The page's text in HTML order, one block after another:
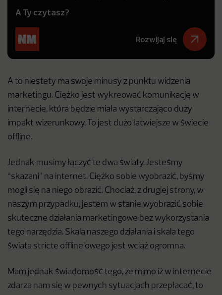
A Ty czytasz?
Rozwijaj się
A to niestety ma swoje minusy z punktu widzenia
marketingu. Ciężko jest wykreować komunikację w
internecie, która będzie miała wystarczająco duży
impakt wizerunkowy. To jest dużo łatwiejsze w świecie
offline.
Jednak musimy łączyć te dwa światy. Jesteśmy
“skazani” na internet. Ciężko sobie wyobrazić, byśmy
mogli się na niego obrazić. Chociaż, z drugiej strony, w
naszym przypadku, jestem w stanie wyobrazić sobie
skuteczne działania marketingowe bez wykorzystania
tego narzędzia. Skala naszego działania i skala tego
świata stricte offline’owego jest wciąż ogromna.
Mam jednak świadomość tego, że mimo iż w internecie
zdarza nam się w pewnych sytuacjach przepłacać, to